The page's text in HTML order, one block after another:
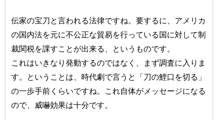
伝家の宝刀と言われる法律ですね。要するに、アメリカ
の国内法を元に不公正な貿易を行っている国に対して制
裁関税を課すことが出来る、というものです。
これはいきなり発動するのではなく、まず調査に入りま
す。ということは、時代劇で言うと「刀の鯉口を切る」
の一歩手前くらいですね。これ自体がメッセージになる
ので、威嚇効果は十分です。